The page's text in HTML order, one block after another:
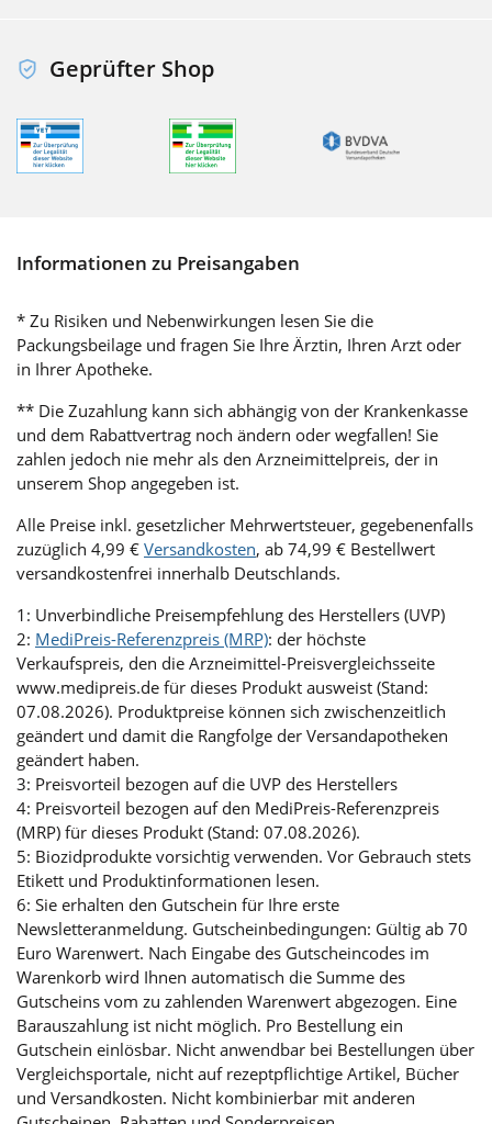
Geprüfter Shop
Informationen zu Preisangaben
* Zu Risiken und Nebenwirkungen lesen Sie die
Packungsbeilage und fragen Sie Ihre Ärztin, Ihren Arzt oder
in Ihrer Apotheke.
** Die Zuzahlung kann sich abhängig von der Krankenkasse
und dem Rabattvertrag noch ändern oder wegfallen! Sie
zahlen jedoch nie mehr als den Arzneimittelpreis, der in
unserem Shop angegeben ist.
Alle Preise inkl. gesetzlicher Mehrwertsteuer, gegebenenfalls
zuzüglich 4,99 € Versandkosten, ab 74,99 € Bestellwert
versandkostenfrei innerhalb Deutschlands.
1: Unverbindliche Preisempfehlung des Herstellers (UVP)
2: MediPreis-Referenzpreis (MRP): der höchste
Verkaufspreis, den die Arzneimittel-Preisvergleichsseite
www.medipreis.de für dieses Produkt ausweist (Stand:
07.08.2026). Produktpreise können sich zwischenzeitlich
geändert und damit die Rangfolge der Versandapotheken
geändert haben.
3: Preisvorteil bezogen auf die UVP des Herstellers
4: Preisvorteil bezogen auf den MediPreis-Referenzpreis
(MRP) für dieses Produkt (Stand: 07.08.2026).
5: Biozidprodukte vorsichtig verwenden. Vor Gebrauch stets
Etikett und Produktinformationen lesen.
6: Sie erhalten den Gutschein für Ihre erste
Newsletteranmeldung. Gutscheinbedingungen: Gültig ab 70
Euro Warenwert. Nach Eingabe des Gutscheincodes im
Warenkorb wird Ihnen automatisch die Summe des
Gutscheins vom zu zahlenden Warenwert abgezogen. Eine
Barauszahlung ist nicht möglich. Pro Bestellung ein
Gutschein einlösbar. Nicht anwendbar bei Bestellungen über
Vergleichsportale, nicht auf rezeptpflichtige Artikel, Bücher
und Versandkosten. Nicht kombinierbar mit anderen